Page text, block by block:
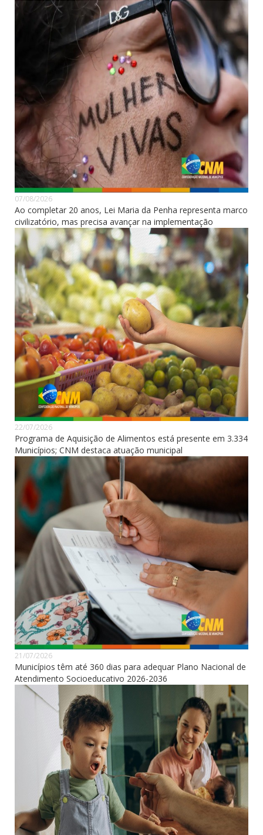
07/08/2026
Ao completar 20 anos, Lei Maria da Penha representa marco
civilizatório, mas precisa avançar na implementação
22/07/2026
Programa de Aquisição de Alimentos está presente em 3.334
Municípios; CNM destaca atuação municipal
21/07/2026
Municípios têm até 360 dias para adequar Plano Nacional de
Atendimento Socioeducativo 2026-2036